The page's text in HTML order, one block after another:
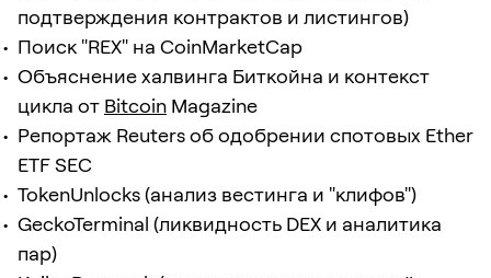
подтверждения контрактов и листингов)
Поиск "REX" на CoinMarketCap
Объяснение халвинга Биткойна и контекст
цикла от Bitcoin Magazine
Репортаж Reuters об одобрении спотовых Ether
ETF SEC
TokenUnlocks (анализ вестинга и "клифов")
GeckoTerminal (ликвидность DEX и аналитика
пар)